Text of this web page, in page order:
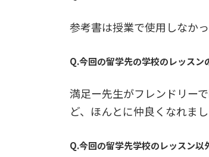
参考書は授業で使用しなか
Q.今回の留学先の学校のレッスン
満足ー先生がフレンドリー
ど、ほんとに仲良くなれまし
Q.今回の留学先学校のレッスン